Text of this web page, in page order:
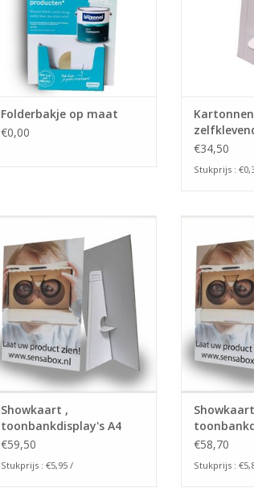
Folderbakje op maat
€0,00
TOEVOEGEN
€34,50
Stukprijs :
de aandacht te trekken van uw
klanten.
TOEVOEGEN AAN WINKELWAGEN
Showkaart ,
toonbankdisplay's A4
€59,50
Stukprijs : €5,95 /
de
TOEVOEGEN
€58,70
Stukprijs :